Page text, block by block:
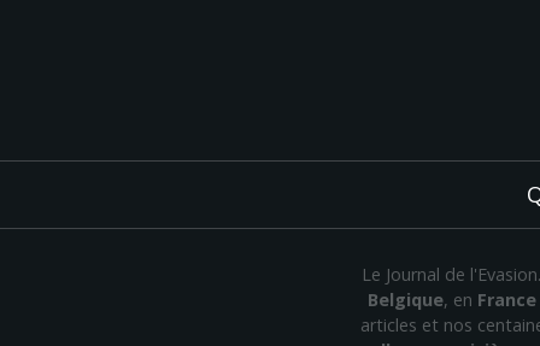
Le Journal de
Belgique, en France
articles et nos